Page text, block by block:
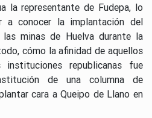
la representante de Fudepa, lo
a conocer la implantación del
minas de Huelva durante la
cómo la afinidad de aquellos
republicanas fue
de una columna de
cara a Queipo de Llano en